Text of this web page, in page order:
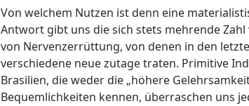
Von welchem Nutzen ist denn eine
Antwort gibt uns die sich stets mehrende
von Nervenzerrüttung, von denen in den
verschiedene neue zutage traten. Primitive
Brasilien, die weder die „höhere
Bequemlichkeiten kennen, überraschen uns